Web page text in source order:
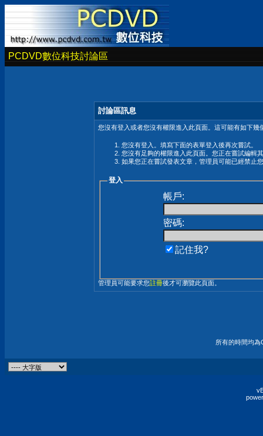
PCDVD數位科技討論區
討論區訊息
您沒有登入或者您沒有權限進入此頁面。這可能有如下幾
您沒有登入。填寫下面的表單登入後再次嘗試。
您沒有足夠的權限進入此頁面。您正在嘗試編輯
如果您正在嘗試發表文章，管理員可能已經禁止
登入
帳戶:
密碼:
記住我?
管理員可能要求您註冊後才可瀏覽此頁面。
所有的時間均為